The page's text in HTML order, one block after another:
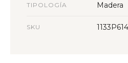
TIPOLOGÍA Madera
SKU